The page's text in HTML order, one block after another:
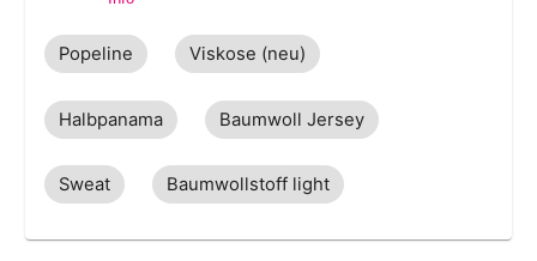
Popeline Viskose (neu)
Halbpanama Baumwoll Jersey
Sweat Baumwollstoff light